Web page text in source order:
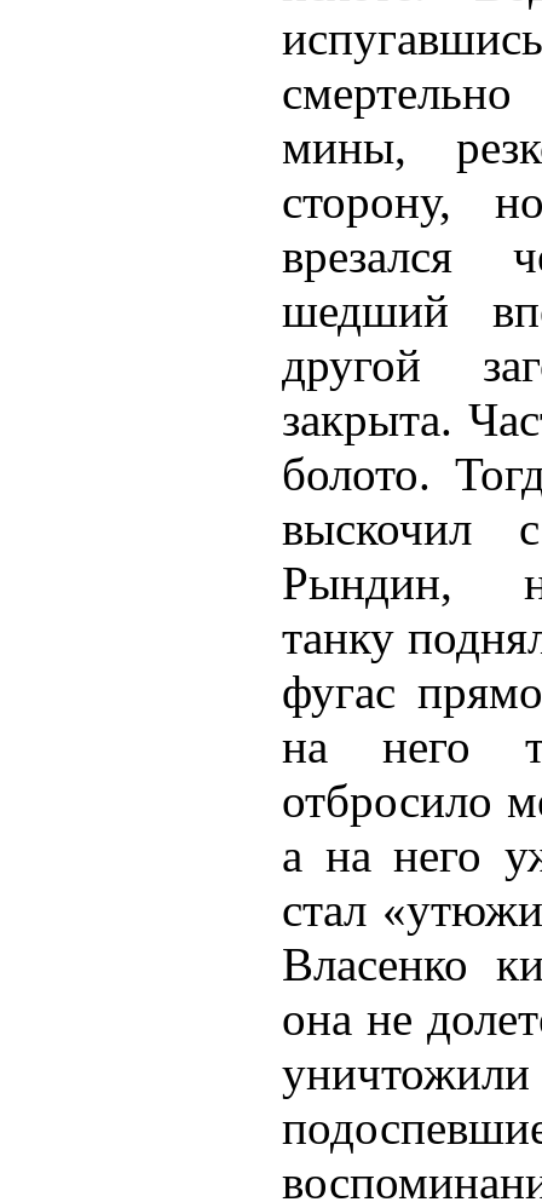
мины,
сторону,
врезался
шедший
другой
закрыта.
болото.
выскочил
Рындин,
танку
фугас
на него
отбросило
а на него
стал
Власенко
она не